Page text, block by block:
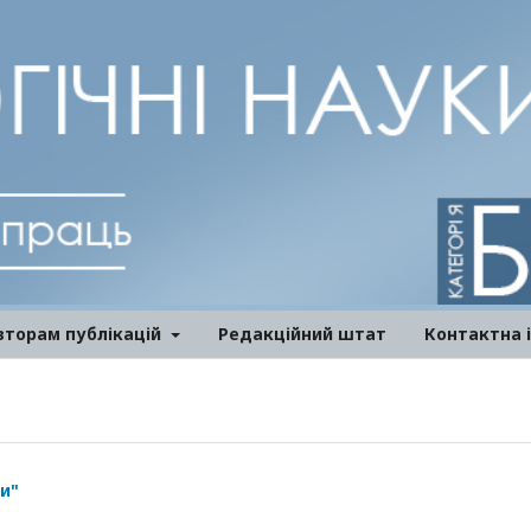
публікацій Редакційний штат Контактна